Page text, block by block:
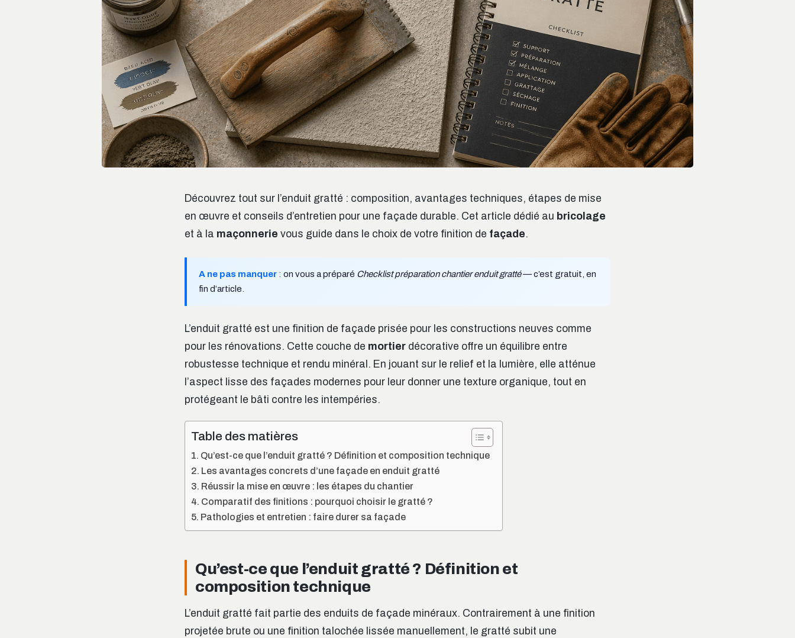
Découvrez tout sur l’enduit gratté : composition, avantages techniques, étapes de mise
en œuvre et conseils d’entretien pour une façade durable. Cet article dédié au bricolage
et à la maçonnerie vous guide dans le choix de votre finition de façade.
A ne pas manquer : on vous a préparé Checklist préparation chantier enduit gratté— c’est gratuit, en
fin d’article.
L’enduit gratté est une finition de façade prisée pour les constructions neuves comme
pour les rénovations. Cette couche de mortier décorative offre un équilibre entre
robustesse technique et rendu minéral. En jouant sur le relief et la lumière, elle atténue
l’aspect lisse des façades modernes pour leur donner une texture organique, tout en
protégeant le bâti contre les intempéries.
Table des matières
Qu’est-ce que l’enduit gratté ? Définition et composition technique
Les avantages concrets d’une façade en enduit gratté
Réussir la mise en œuvre : les étapes du chantier
Comparatif des finitions : pourquoi choisir le gratté ?
Pathologies et entretien : faire durer sa façade
Qu’est-ce que l’enduit gratté ? Définition et
composition technique
L’enduit gratté fait partie des enduits de façade minéraux. Contrairement à une finition
projetée brute ou une finition talochée lissée manuellement, le gratté subit une